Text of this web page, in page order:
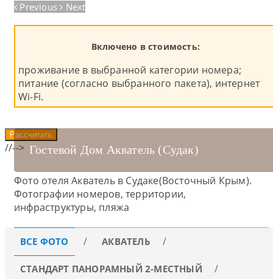
Гостевой Дом Акватель (Судак)
Стандарт Панорамный 2-местный
Previous Next
Включено в стоимость:
проживание в выбранной категории номера;
питание (согласно выбранного пакета), интернет
Wi-Fi.
//-->
Фото отеля Акватель в Судаке(Восточный Крым).
Фотографии номеров, территории,
инфраструктуры, пляжа
ВСЕ ФОТО АКВАТЕЛЬ
СТАНДАРТ ПАНОРАМНЫЙ 2-МЕСТНЫЙ